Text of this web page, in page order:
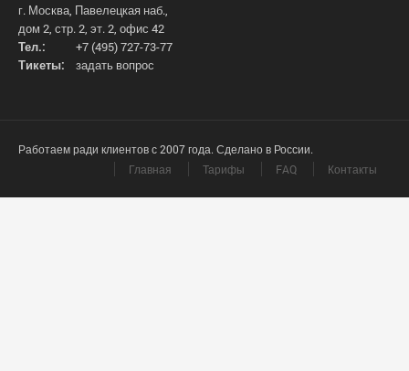
г. Москва, Павелецкая наб.,
дом 2, стр. 2, эт. 2, офис 42
Тел.:
+7 (495) 727-73-77
Тикеты:
задать вопрос
Работаем ради клиентов с 2007 года. Сделано в России.
Главная
Тарифы FAQ Контакты